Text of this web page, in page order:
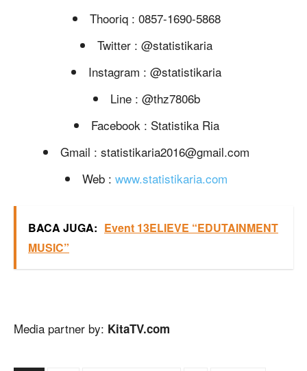
Thooriq : 0857-1690-5868
Twitter : @statistikaria
Instagram : @statistikaria
Line : @thz7806b
Facebook : Statistika Ria
Gmail : statistikaria2016@gmail.com
Web : www.statistikaria.com
BACA JUGA: Event 13ELIEVE “EDUTAINMENT
MUSIC”
Media partner by: KitaTV.com